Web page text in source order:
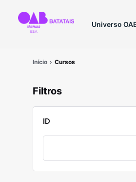
Universo
Início Cursos
Filtros
ID